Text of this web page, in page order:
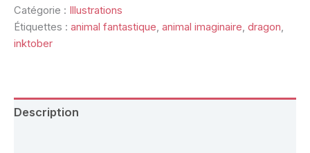
Catégorie :
Illustrations
Étiquettes : animal fantastique, animal imaginaire, dragon,
inktober
Description